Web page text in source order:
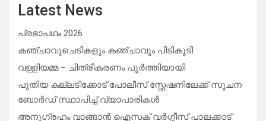
Latest News
പ്രഭാപഥം 2026
കഞ്ചാവുചെടികളും കഞ്ചാവും പിടികൂടി
വള്ളിയമ്മ – ചിത്രീകരണം പൂർത്തിയായി
പുതിയ കല്ലടിക്കോട് പോലീസ് സ്റ്റേഷനിലേക്ക് സൂചന
ബോർഡ് സ്ഥാപിച്ച് വ്യാപാരികൾ
അനുഗ്രഹം വാങ്ങാൻ ഐസക് വര്‍ഗ്ഗീസ് പാലക്കാട്